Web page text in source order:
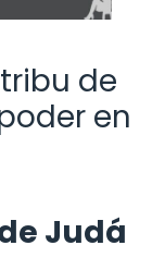
de
en
Judá